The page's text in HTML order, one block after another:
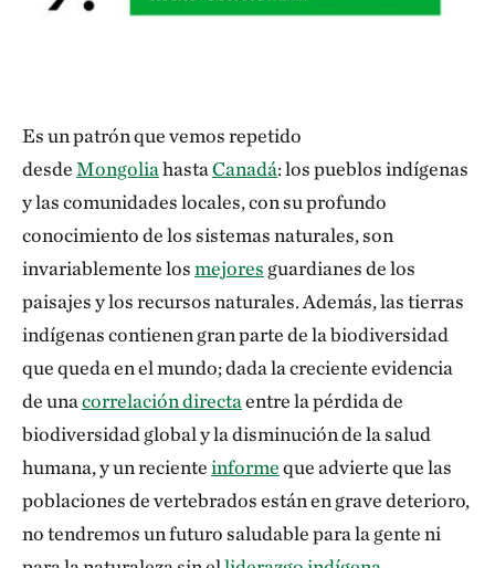
Es un patrón que vemos repetido
desdeMongoliahastaCanadá: los pueblos indígenas
y las comunidades locales, con su profundo
conocimiento de los sistemas naturales, son
invariablemente losmejores guardianes de los
paisajes y los recursos naturales. Además, las tierras
indígenas contienen gran parte de la biodiversidad
que queda en el mundo; dada la creciente evidencia
de unacorrelación directaentre la pérdida de
biodiversidad global y la disminución de la salud
humana, y un recienteinformeque advierte que las
poblaciones de vertebrados están en grave deterioro,
no tendremos un futuro saludable para la gente ni